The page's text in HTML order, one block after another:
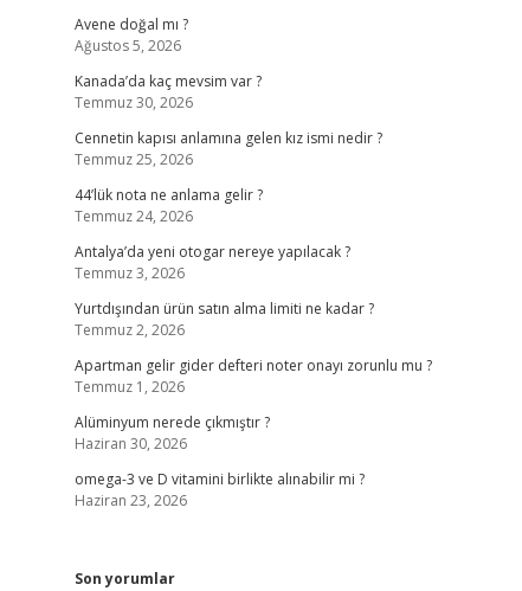
Avene doğal mı ?
Ağustos 5, 2026
Kanada’da kaç mevsim var ?
Temmuz 30, 2026
Cennetin kapısı anlamına gelen kız ismi nedir ?
Temmuz 25, 2026
44’lük nota ne anlama gelir ?
Temmuz 24, 2026
Antalya’da yeni otogar nereye yapılacak ?
Temmuz 3, 2026
Yurtdışından ürün satın alma limiti ne kadar ?
Temmuz 2, 2026
Apartman gelir gider defteri noter onayı zorunlu mu ?
Temmuz 1, 2026
Alüminyum nerede çıkmıştır ?
Haziran 30, 2026
omega-3 ve D vitamini birlikte alınabilir mi ?
Haziran 23, 2026
Son yorumlar